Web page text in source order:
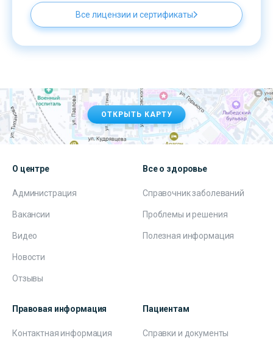
Все лицензии и сертификаты
ОТКРЫТЬ КАРТУ
О центре
Администрация
Вакансии
Видео
Новости
Отзывы
Все о здоровье
Справочник заболеваний
Проблемы и решения
Полезная информация
Правовая информация
Контактная информация
Пациентам
Справки и документы